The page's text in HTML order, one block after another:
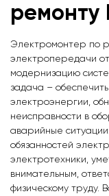
ремонту
Электромонтер по
электропередачи
модернизацию
задача –
электроэнергии,
неисправности в
аварийные
обязанностей
электротехники,
внимательным,
физическому труду.